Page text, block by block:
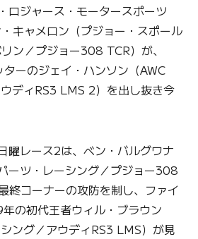
ロジャース・モータースポーツ
・キャメロン（プジョー・スポール
ン／プジョー308 TCR）が、
ーのジェイ・ハンソン（AWC
ディRS3 LMS 2）を出し抜き今
曜レース2は、ベン・バルグワナ
ーツ・レーシング／プジョー308
終コーナーの攻防を制し、ファイ
の初代王者ウィル・ブラウン
ング／アウディRS3 LMS）が見